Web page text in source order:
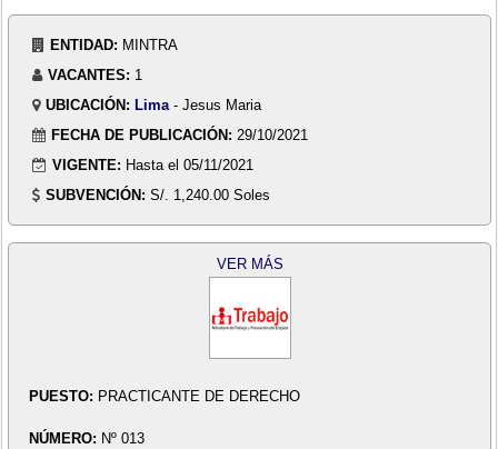
ENTIDAD: MINTRA
VACANTES: 1
UBICACIÓN: Lima - Jesus Maria
FECHA DE PUBLICACIÓN: 29/10/2021
VIGENTE: Hasta el 05/11/2021
SUBVENCIÓN: S/. 1,240.00 Soles
VER MÁS
PUESTO: PRACTICANTE DE DERECHO
NÚMERO: Nº 013